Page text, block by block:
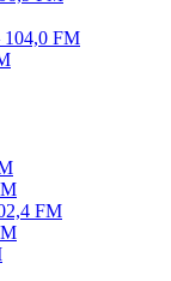
FM
FM